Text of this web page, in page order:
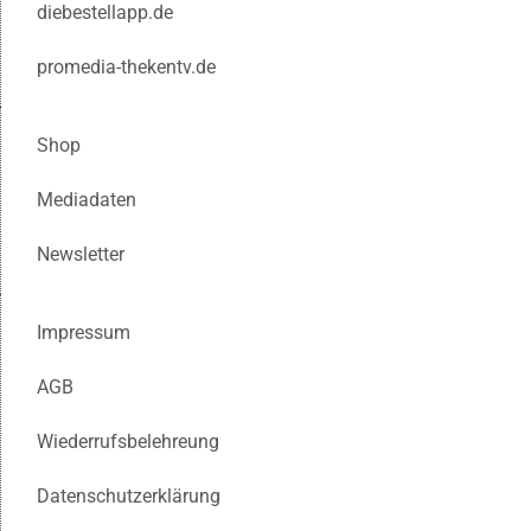
diebestellapp.de
promedia-thekentv.de
Shop
Mediadaten
Newsletter
Impressum
AGB
Wiederrufsbelehreung
Datenschutzerklärung